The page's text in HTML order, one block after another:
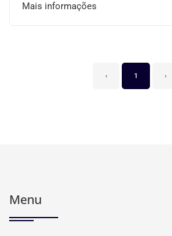
Mais informações
‹ 1 ›
Menu